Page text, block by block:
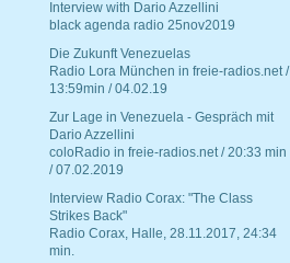
Interview with Dario Azzellini
black agenda radio 25nov2019
Die Zukunft Venezuelas
Radio Lora München in freie-radios.net /
13:59min / 04.02.19
Zur Lage in Venezuela - Gespräch mit
Dario Azzellini
coloRadio in freie-radios.net / 20:33 min
/ 07.02.2019
Interview Radio Corax: "The Class
Strikes Back"
Radio Corax, Halle, 28.11.2017, 24:34
min.